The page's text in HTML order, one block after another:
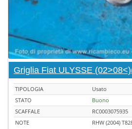
Griglia Fiat ULYSSE
TIPOLOGIA
Usato
STATO
Buono
SCAFFALE
RC0003075935
NOTE
RHW (2004)